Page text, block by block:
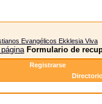
Evangélicos Ekklesia Viva
Formulario de
Registrarse